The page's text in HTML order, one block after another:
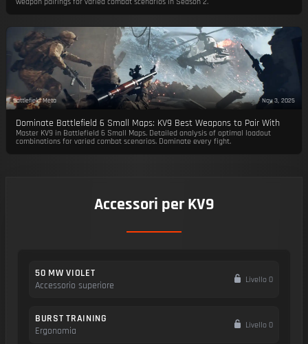
Battlefield Meta Nov 3, 2025
Dominate Battlefield 6 Small Maps: KV9 Best Weapons to Pair With
Master KV9 in Battlefield 6 Small Maps. Detailed analysis of optimal loadout
combinations for varied combat scenarios. Dominate every fight.
Accessori per KV9
50 MW VIOLET
Accessorio superiore
Livello 0
BURST TRAINING
Ergonomia
Livello 0